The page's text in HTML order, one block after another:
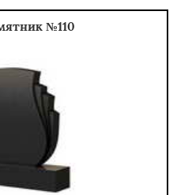
№110